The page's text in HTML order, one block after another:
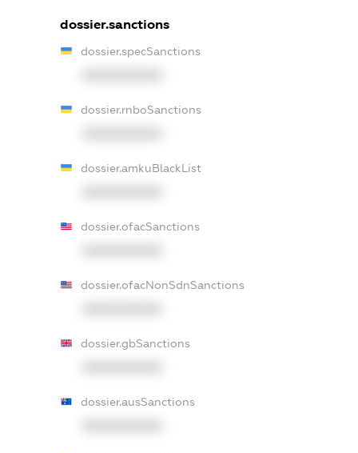
dossier.sanctions
dossier.specSanctions
dossier.rnboSanctions
dossier.amkuBlackList
dossier.ofacSanctions
dossier.ofacNonSdnSanctions
dossier.gbSanctions
dossier.ausSanctions